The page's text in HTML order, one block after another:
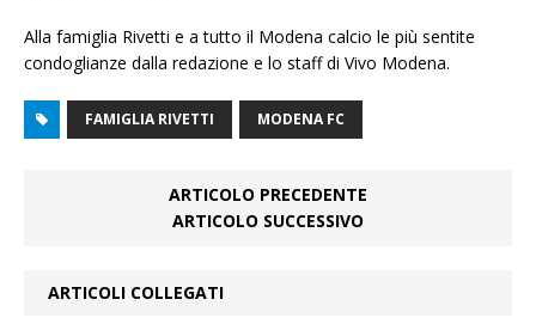
Alla famiglia Rivetti e a tutto il Modena calcio le più sentite
condoglianze dalla redazione e lo staff di Vivo Modena.
FAMIGLIA RIVETTI MODENA FC
ARTICOLO PRECEDENTE
ARTICOLO SUCCESSIVO
ARTICOLI COLLEGATI